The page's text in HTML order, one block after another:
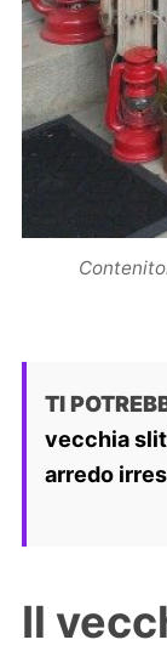
TI
vecchia
arredo
Il